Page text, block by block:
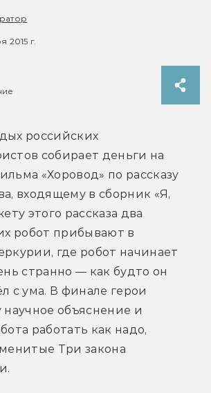
2015 г.
российских
собирает деньги на
«Хоровод» по рассказу
входящему в сборник «Я,
этого рассказа два
робот прибывают в
где робот начинает
странно — как будто он
с ума. В финале герои
научное объяснение и
работать как надо,
Три закона